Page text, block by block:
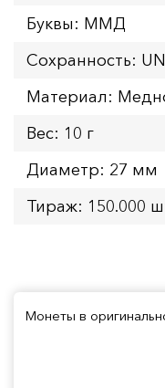
Буквы: ММД
Сохранность:
Материал:
Вес: 10 г
Диаметр: 27 мм
Тираж: 150.000
Монеты в